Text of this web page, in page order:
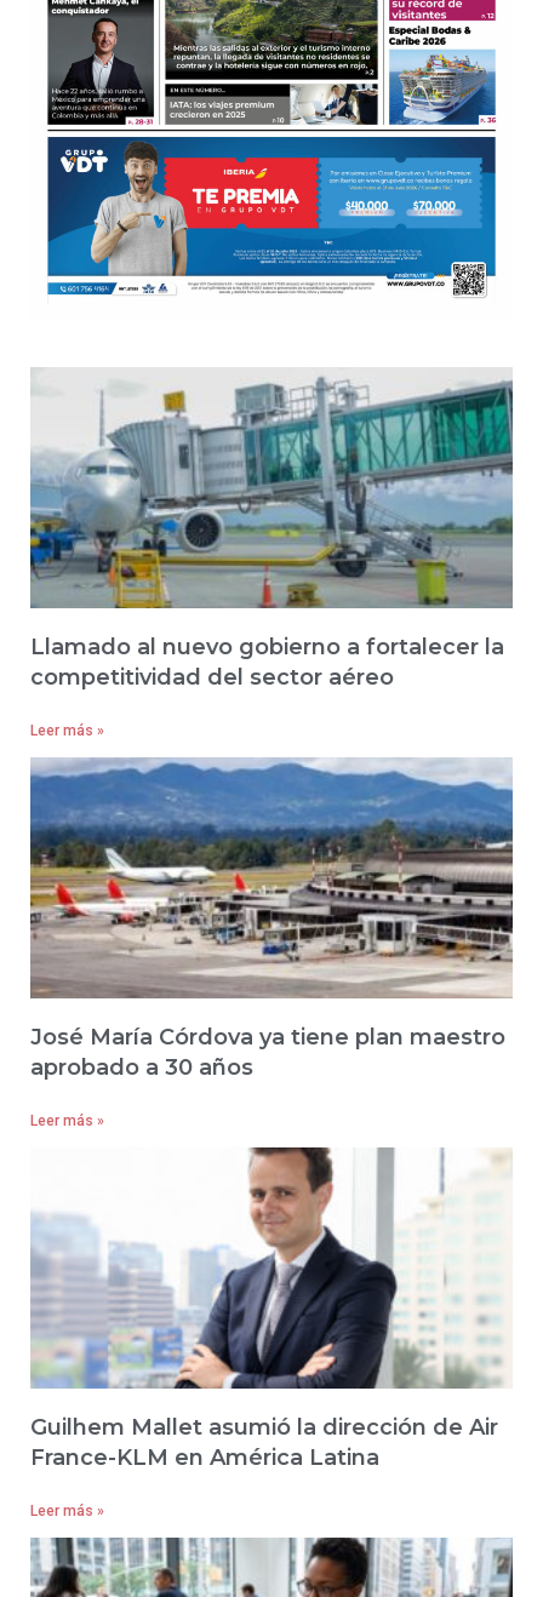
Llamado al nuevo gobierno a fortalecer la
competitividad del sector aéreo
Leer más »
José María Córdova ya tiene plan maestro
aprobado a 30 años
Leer más »
Guilhem Mallet asumió la dirección de Air
France-KLM en América Latina
Leer más »